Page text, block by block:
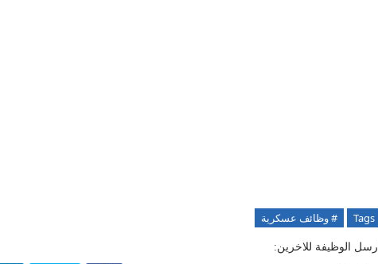
Tags # وظائف عسكرية
أرسل الوظيفة للاخرين: